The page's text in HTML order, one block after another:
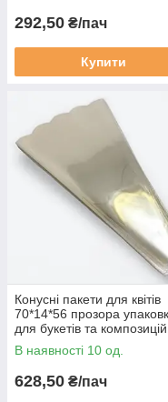
292,50 ₴/пач
Купити
Конусні пакети для квітів
70*14*56 прозора
для букетів та
штук (2125079520)
В наявності 10 од.
628,50 ₴/пач